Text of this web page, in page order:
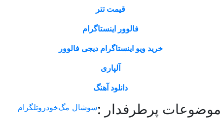
قیمت تتر
فالوور اینستاگرام
خرید ویو اینستاگرام دیجی فالوور
آلپاری
دانلود آهنگ
پرطرفدار : سوشال مگخودروتلگرام